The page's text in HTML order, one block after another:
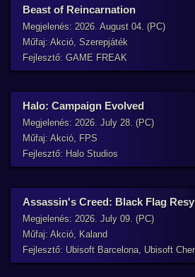
Beast of Reincarnation
Megjelenés: 2026. August 04. (PC)
Műfaj: Akció, Szerepjáték
Fejlesztő: GAME FREAK
Halo: Campaign Evolved
Megjelenés: 2026. July 28. (PC)
Műfaj: Akció, FPS
Fejlesztő: Halo Studios
Assassin's Creed: Black Flag
Megjelenés: 2026. July 09. (PC)
Műfaj: Akció, Kaland
Fejlesztő: Ubisoft Barcelona, Ubisoft